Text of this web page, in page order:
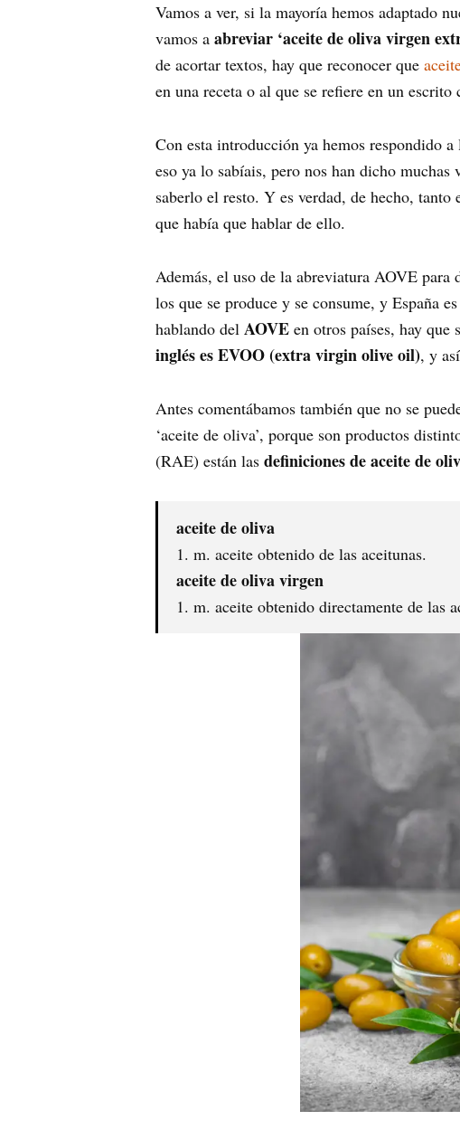
Vamos a ver, si la mayoría hemos adaptado
vamos a abreviar ‘aceite de oliva virgen
de acortar textos, hay que reconocer que
en una receta o al que se refiere en un
Con esta introducción ya hemos respondido
eso ya lo sabíais, pero nos han dicho muchas
saberlo el resto. Y es verdad, de hecho, tanto
que había que hablar de ello.
Además, el uso de la abreviatura AOVE para
los que se produce y se consume, y España
hablando del AOVE en otros países, hay que
inglés es EVOO (extra virgin olive oil), y
Antes comentábamos también que no se
‘aceite de oliva’, porque son productos
(RAE) están las definiciones de aceite de
aceite de oliva
1. m. aceite obtenido de las aceitunas.
aceite de oliva virgen
1. m. aceite obtenido directamente de las